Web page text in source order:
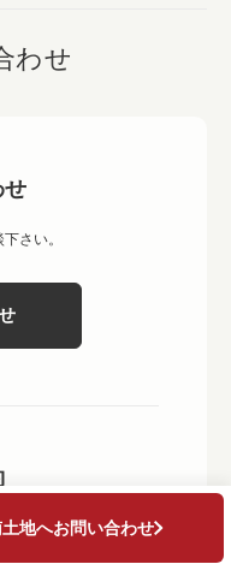
地へお問い合わせ
わせ
せ
さい。
案内しております。